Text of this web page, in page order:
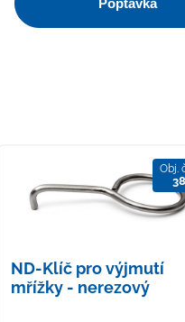
Poptávka
Obj.
ND-Klíč pro výjmutí
mřížky - nerezový